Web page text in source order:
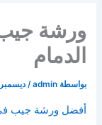
ورشة
الدمام
بواسطة admin
/ديسمبر 19, 2020
أفضل ورشة جيب في